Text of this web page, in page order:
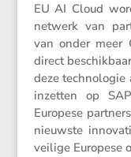
EU AI Cloud
netwerk van
van onder meer
direct
deze techno­logie
inzetten op
Europese
nieuwste
veilige Europese